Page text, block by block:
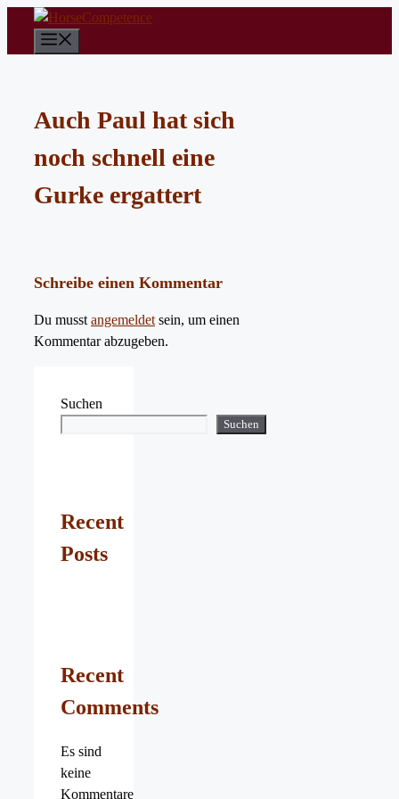
springen
Auch Paul hat sich
noch schnell eine
Gurke ergattert
Schreibe einen Kommentar
Du musst angemeldet sein, um einen
Kommentar abzugeben.
Suchen
Suchen
Recent
Posts
Recent
Comments
Es sind
keine
Kommentare